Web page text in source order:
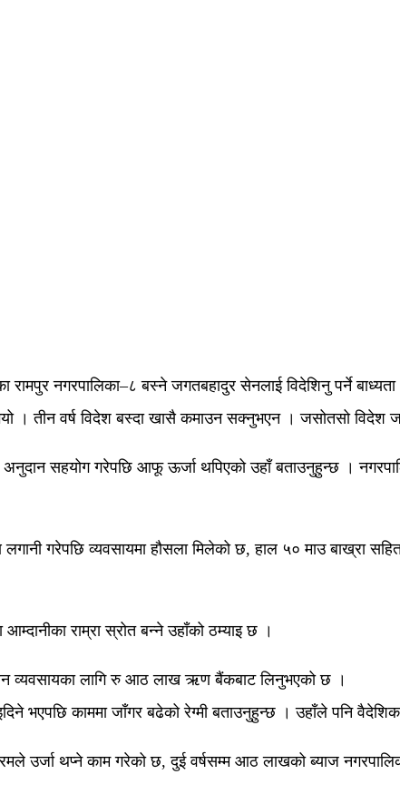
रामपुर नगरपालिका–८ बस्ने जगतबहादुर सेनलाई विदेशिनु पर्ने
। तीन वर्ष विदेश बस्दा खासै कमाउन सक्नुभएन । जसोतसो विदेश
सहयोग गरेपछि आफू ऊर्जा थपिएको उहाँ बताउनुहुन्छ ।
गरेपछि व्यवसायमा हौसला मिलेको छ, हाल ५० माउ बाख्रा
राम्रा स्रोत बन्ने उहाँको ठम्याइ छ ।
व्यवसायका लागि रु आठ लाख ऋण बैंकबाट लिनुभएको छ ।
भएपछि काममा जाँगर बढेको रेग्मी बताउनुहुन्छ । उहाँले पनि
उर्जा थप्ने काम गरेको छ, दुई वर्षसम्म आठ लाखको ब्याज